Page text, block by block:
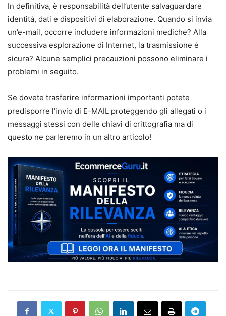
In definitiva, è responsabilità dell’utente salvaguardare
identità, dati e dispositivi di elaborazione. Quando si invia
un’e-mail, occorre includere informazioni mediche? Alla
successiva esplorazione di Internet, la trasmissione è
sicura? Alcune semplici precauzioni possono eliminare i
problemi in seguito.
Se dovete trasferire informazioni importanti potete
predisporre l’invio di E-MAIL proteggendo gli allegati o i
messaggi stessi con delle chiavi di crittografia ma di
questo ne parleremo in un altro articolo!